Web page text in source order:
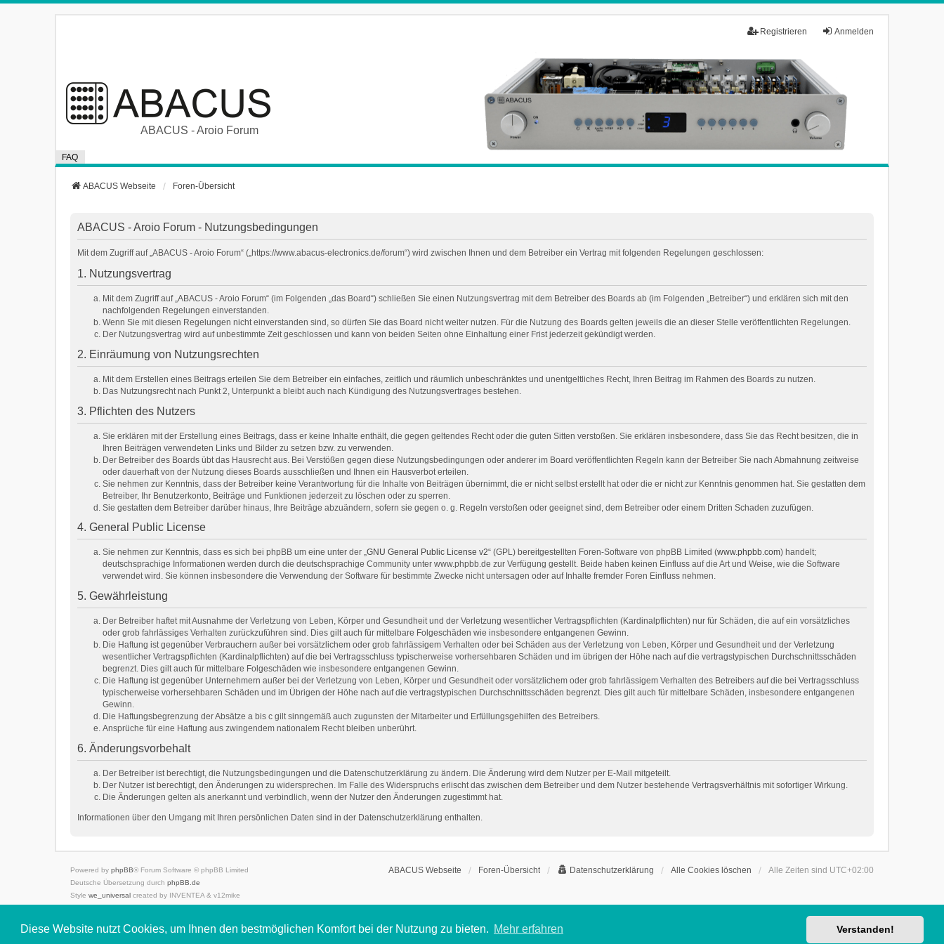
Diese Website nutzt Cookies, um Ihnen den bestmöglichen Komfort bei der Nutzung zu bieten. Mehr erfahren Verstanden!
Anmelden
Registrieren
ABACUS - Aroio Forum
FAQ
ABACUS Webseite Foren-Übersicht
ABACUS - Aroio Forum - Nutzungsbedingungen
Mit dem Zugriff auf „ABACUS - Aroio Forum“ („https://www.abacus-electronics.de/forum“) wird zwischen Ihnen und dem Betreiber ein Vertrag mit folgenden Regelungen geschlossen:
1. Nutzungsvertrag
Mit dem Zugriff auf „ABACUS - Aroio Forum“ (im Folgenden „das Board“) schließen Sie einen Nutzungsvertrag mit dem Betreiber des Boards ab (im Folgenden „Betreiber“) und erklären sich mit den
nachfolgenden Regelungen einverstanden.
Wenn Sie mit diesen Regelungen nicht einverstanden sind, so dürfen Sie das Board nicht weiter nutzen. Für die Nutzung des Boards gelten jeweils die an dieser Stelle veröffentlichten Regelungen.
Der Nutzungsvertrag wird auf unbestimmte Zeit geschlossen und kann von beiden Seiten ohne Einhaltung einer Frist jederzeit gekündigt werden.
2. Einräumung von Nutzungsrechten
Mit dem Erstellen eines Beitrags erteilen Sie dem Betreiber ein einfaches, zeitlich und räumlich unbeschränktes und unentgeltliches Recht, Ihren Beitrag im Rahmen des Boards zu nutzen.
Das Nutzungsrecht nach Punkt 2, Unterpunkt a bleibt auch nach Kündigung des Nutzungsvertrages bestehen.
3. Pflichten des Nutzers
Sie erklären mit der Erstellung eines Beitrags, dass er keine Inhalte enthält, die gegen geltendes Recht oder die guten Sitten verstoßen. Sie erklären insbesondere, dass Sie das Recht besitzen, die in
Ihren Beiträgen verwendeten Links und Bilder zu setzen bzw. zu verwenden.
Der Betreiber des Boards übt das Hausrecht aus. Bei Verstößen gegen diese Nutzungsbedingungen oder anderer im Board veröffentlichten Regeln kann der Betreiber Sie nach Abmahnung zeitweise
oder dauerhaft von der Nutzung dieses Boards ausschließen und Ihnen ein Hausverbot erteilen.
Sie nehmen zur Kenntnis, dass der Betreiber keine Verantwortung für die Inhalte von Beiträgen übernimmt, die er nicht selbst erstellt hat oder die er nicht zur Kenntnis genommen hat. Sie gestatten dem
Betreiber, Ihr Benutzerkonto, Beiträge und Funktionen jederzeit zu löschen oder zu sperren.
Sie gestatten dem Betreiber darüber hinaus, Ihre Beiträge abzuändern, sofern sie gegen o. g. Regeln verstoßen oder geeignet sind, dem Betreiber oder einem Dritten Schaden zuzufügen.
4. General Public License
Sie nehmen zur Kenntnis, dass es sich bei phpBB um eine unter der „GNU General Public License v2“ (GPL) bereitgestellten Foren-Software von phpBB Limited (www.phpbb.com) handelt;
deutschsprachige Informationen werden durch die deutschsprachige Community unter www.phpbb.de zur Verfügung gestellt. Beide haben keinen Einfluss auf die Art und Weise, wie die Software
verwendet wird. Sie können insbesondere die Verwendung der Software für bestimmte Zwecke nicht untersagen oder auf Inhalte fremder Foren Einfluss nehmen.
5. Gewährleistung
Der Betreiber haftet mit Ausnahme der Verletzung von Leben, Körper und Gesundheit und der Verletzung wesentlicher Vertragspflichten (Kardinalpflichten) nur für Schäden, die auf ein vorsätzliches
oder grob fahrlässiges Verhalten zurückzuführen sind. Dies gilt auch für mittelbare Folgeschäden wie insbesondere entgangenen Gewinn.
Die Haftung ist gegenüber Verbrauchern außer bei vorsätzlichem oder grob fahrlässigem Verhalten oder bei Schäden aus der Verletzung von Leben, Körper und Gesundheit und der Verletzung
wesentlicher Vertragspflichten (Kardinalpflichten) auf die bei Vertragsschluss typischerweise vorhersehbaren Schäden und im übrigen der Höhe nach auf die vertragstypischen Durchschnittsschäden
begrenzt. Dies gilt auch für mittelbare Folgeschäden wie insbesondere entgangenen Gewinn.
Die Haftung ist gegenüber Unternehmern außer bei der Verletzung von Leben, Körper und Gesundheit oder vorsätzlichem oder grob fahrlässigem Verhalten des Betreibers auf die bei Vertragsschluss
typischerweise vorhersehbaren Schäden und im Übrigen der Höhe nach auf die vertragstypischen Durchschnittsschäden begrenzt. Dies gilt auch für mittelbare Schäden, insbesondere entgangenen
Gewinn.
Die Haftungsbegrenzung der Absätze a bis c gilt sinngemäß auch zugunsten der Mitarbeiter und Erfüllungsgehilfen des Betreibers.
Ansprüche für eine Haftung aus zwingendem nationalem Recht bleiben unberührt.
6. Änderungsvorbehalt
Der Betreiber ist berechtigt, die Nutzungsbedingungen und die Datenschutzerklärung zu ändern. Die Änderung wird dem Nutzer per E-Mail mitgeteilt.
Der Nutzer ist berechtigt, den Änderungen zu widersprechen. Im Falle des Widerspruchs erlischt das zwischen dem Betreiber und dem Nutzer bestehende Vertragsverhältnis mit sofortiger Wirkung.
Die Änderungen gelten als anerkannt und verbindlich, wenn der Nutzer den Änderungen zugestimmt hat.
Informationen über den Umgang mit Ihren persönlichen Daten sind in der Datenschutzerklärung enthalten.
ABACUS Webseite Foren-Übersicht Datenschutzerklärung Alle Cookies löschen Alle Zeiten sind UTC+02:00
Powered byphpBB® Forum Software © phpBB Limited
Deutsche Übersetzung durchphpBB.de
Stylewe_universal created by INVENTEA & v12mike